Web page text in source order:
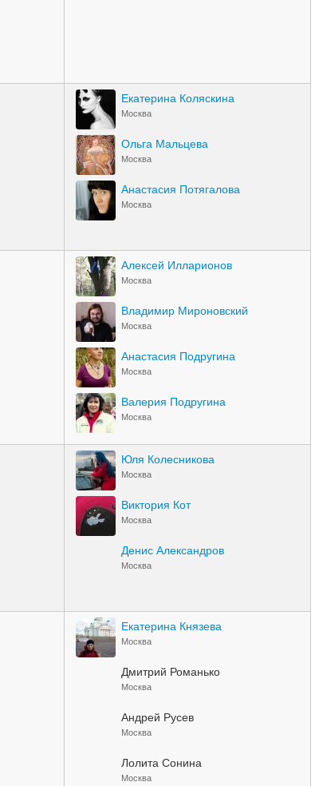
Екатерина Коляскина
Москва
Ольга Мальцева
Москва
Анастасия Потягалова
Москва
Алексей Илларионов
Москва
Владимир Мироновский
Москва
Анастасия Подругина
Москва
Валерия Подругина
Москва
Юля Колесникова
Москва
Виктория Кот
Москва
Денис Александров
Москва
Екатерина Князева
Москва
Дмитрий Романько
Москва
Андрей Русев
Москва
Лолита Сонина
Москва